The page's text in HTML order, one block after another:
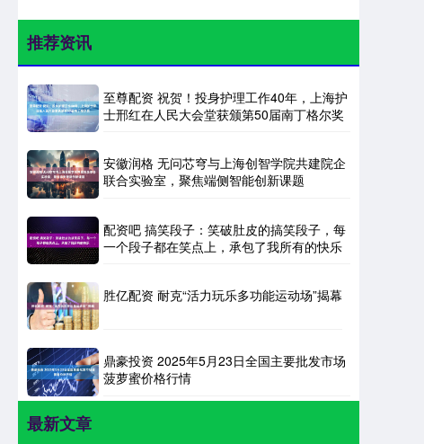
推荐资讯
至尊配资 祝贺！投身护理工作40年，上海护
士邢红在人民大会堂获颁第50届南丁格尔奖
安徽润格 无问芯穹与上海创智学院共建院企
联合实验室，聚焦端侧智能创新课题
配资吧 搞笑段子：笑破肚皮的搞笑段子，每
一个段子都在笑点上，承包了我所有的快乐
胜亿配资 耐克“活力玩乐多功能运动场”揭幕
鼎豪投资 2025年5月23日全国主要批发市场
菠萝蜜价格行情
最新文章